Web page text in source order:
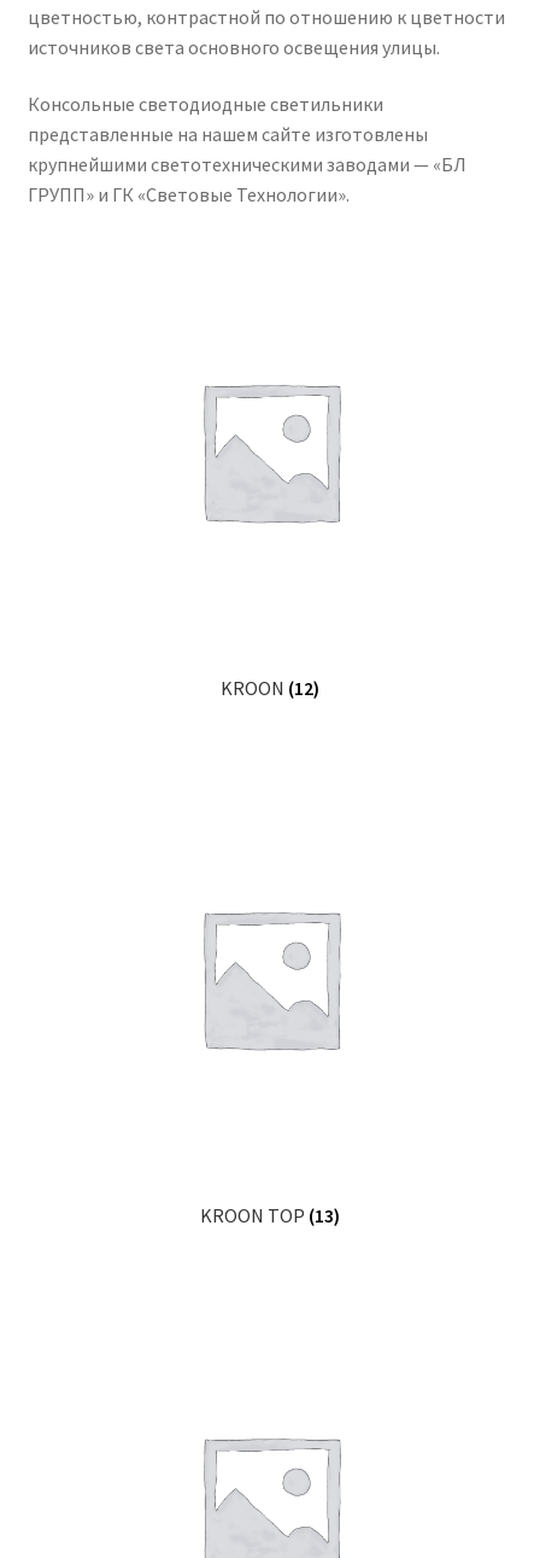
Политика конфиденциальности
Таблица выбора вводного щитка
цветностью, контрастной по отношению к цветности
источников света основного освещения улицы.
Консольные светодиодные светильники
представленные на нашем сайте изготовлены
крупнейшими светотехническими заводами — «БЛ
ГРУПП» и ГК «Световые Технологии».
KROON (12)
KROON TOP (13)